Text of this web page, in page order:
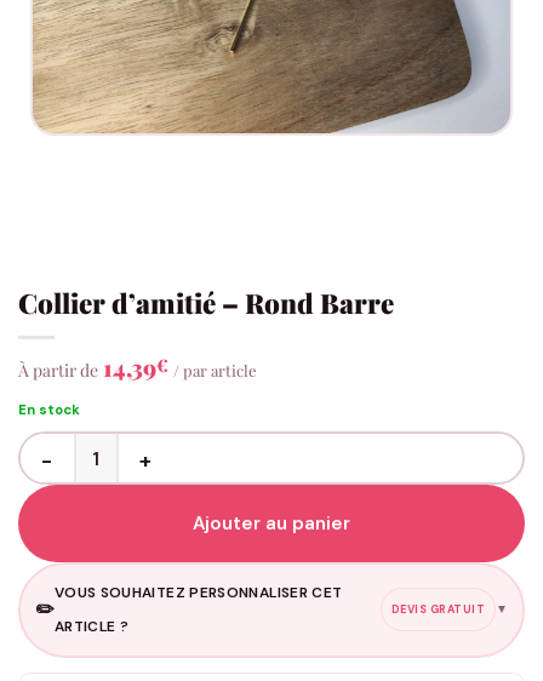
Collier d’amitié – Rond Barre
À partir de 14,39€ / par article
En stock
quantité de Collier d'amitié - Rond Barre
Ajouter au panier
✏️
VOUS SOUHAITEZ PERSONNALISER CET
ARTICLE ?
DEVIS GRATUIT ▼